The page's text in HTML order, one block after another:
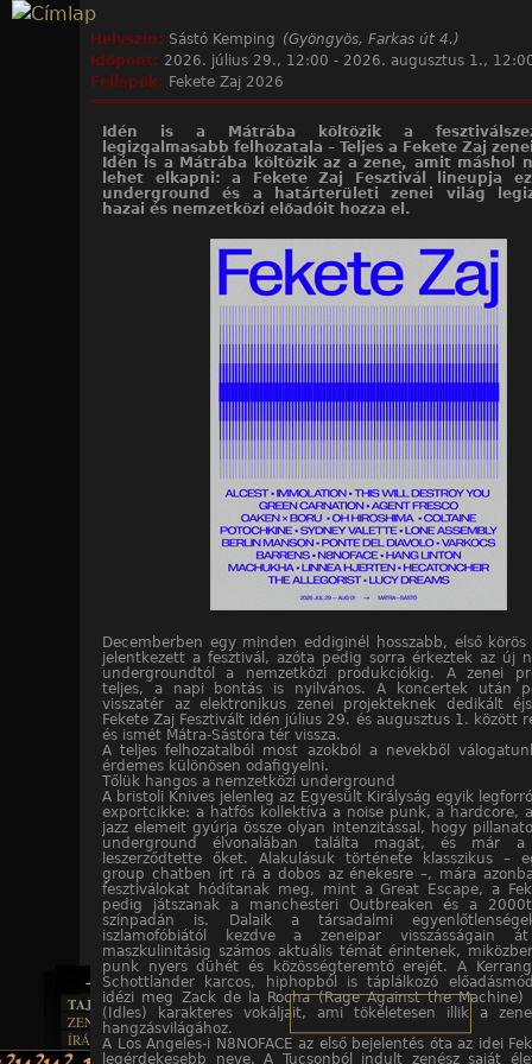
Helyszín: Sástó Kemping (Gyöngyös, Farkas út 4.)
Időpont: 2026. július 29., 12:00 - 2026. augusztus 1.,
Fellépők: Fekete Zaj 2026
Idén is a Mátrába költözik a
legizgalmasabb felhozatala – Teljes a Fekete Zaj
Idén is a Mátrába költözik az a zene, amit máshol
lehet elkapni: a Fekete Zaj Fesztivál lineupja
underground és a határterületi zenei világ
hazai és nemzetközi előadóit hozza el.
Decemberben egy minden eddiginél hosszabb, első körös
jelentkezett a fesztivál, azóta pedig sorra érkeztek az új
undergroundtól a nemzetközi produkciókig. A zenei
teljes, a napi bontás is nyilvános. A koncertek után
visszatér az elektronikus zenei projekteknek dedikált
Fekete Zaj Fesztivált idén július 29. és augusztus 1. között
és ismét Mátra-Sástóra tér vissza.
A teljes felhozatalból most azokból a nevekből
érdemes különösen odafigyelni.
Tőlük hangos a nemzetközi underground
A bristoli Knives jelenleg az Egyesült Királyság egyik
exportcikke: a hatfős kollektíva a noise punk, a hardcore,
jazz elemeit gyúrja össze olyan intenzitással, hogy
underground élvonalában találta magát, és már a
leszerződtette őket. Alakulásuk története klasszikus –
group chatben írt rá a dobos az énekesre –, mára
fesztiválokat hódítanak meg, mint a Great Escape, a
pedig játszanak a manchesteri Outbreaken és a
színpadán is. Dalaik a társadalmi
iszlamofóbiától kezdve a zeneipar visszásságain
maszkulinitásig számos aktuális témát érintenek,
punk nyers dühét és közösségteremtő erejét. A
Schottlander karcos, hiphopból is táplálkozó
idézi meg Zack de la Rocha (Rage Against the Machine)
(Idles) karakteres vokáljait, ami tökéletesen illik a
hangzásvilágához.
A Los Angeles-i N8NOFACE az első bejelentés óta az idei
legérdekesebb neve. A Tucsonból indult zenész saját
TAJTÉKOS LAPOK
ZENE
EGYÜTTESEK
ÍRÁSOK
BOSZORKÁNYKONYHA